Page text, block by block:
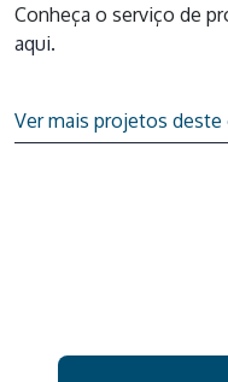
Conheça o serviço de
aqui.
Ver mais projetos deste